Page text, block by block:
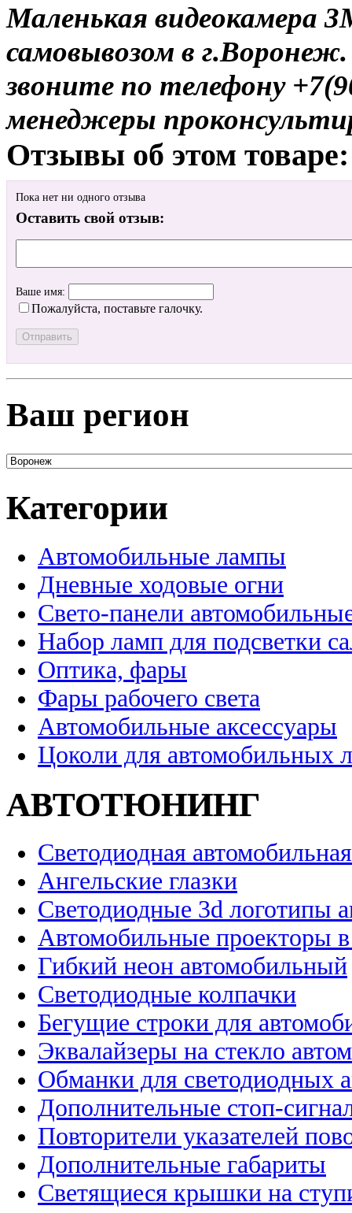
Маленькая видеокамера
самовывозом в
звоните по телефону
менеджеры
Отзывы об этом товаре:
Пока нет ни одного отзыва
Оставить свой отзыв:
Ваше имя:
Пожалуйста, поставьте галочку.
Ваш регион
Категории
Автомобильные лампы
Дневные ходовые огни
Свето-панели
Набор ламп для подсветки
Оптика, фары
Фары рабочего света
Автомобильные аксессуары
Цоколи для автомобильных
АВТОТЮНИНГ
Светодиодная
Ангельские глазки
Светодиодные 3d логотипы
Автомобильные проекторы
Гибкий неон автомобильный
Светодиодные колпачки
Бегущие строки для
Эквалайзеры на стекло
Обманки для светодиодных
Дополнительные стоп-
Повторители указателей
Дополнительные габариты
Светящиеся крышки на